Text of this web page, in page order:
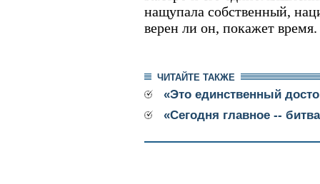
нащупала собственный,
верен ли он, покажет время.
ЧИТАЙТЕ ТАКЖЕ
«Это единственный
«Сегодня главное --